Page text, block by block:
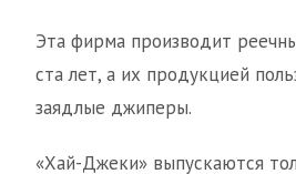
Эта фирма производит
ста лет, а их продукцией
заядлые джиперы.
«Хай-Джеки» выпускаются